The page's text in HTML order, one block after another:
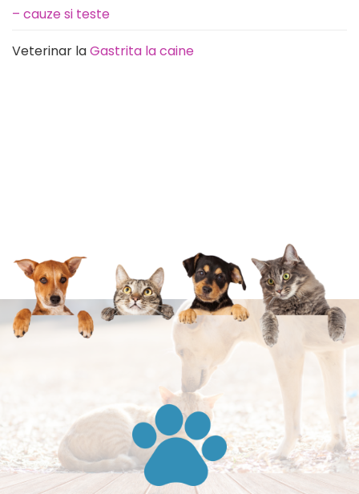
– cauze si teste
Veterinar laGastrita la caine